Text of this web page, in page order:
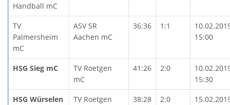
Handball mC
TV
Palmersheim
mC
ASV SR
Aachen mC
36:36 1:1
15:00
HSG Sieg mC
TV Roetgen
mC
41:26 2:0
15:30
HSG Würselen
TV Roetgen
38:28 2:0